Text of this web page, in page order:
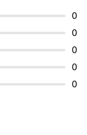
0
0
0
0
0